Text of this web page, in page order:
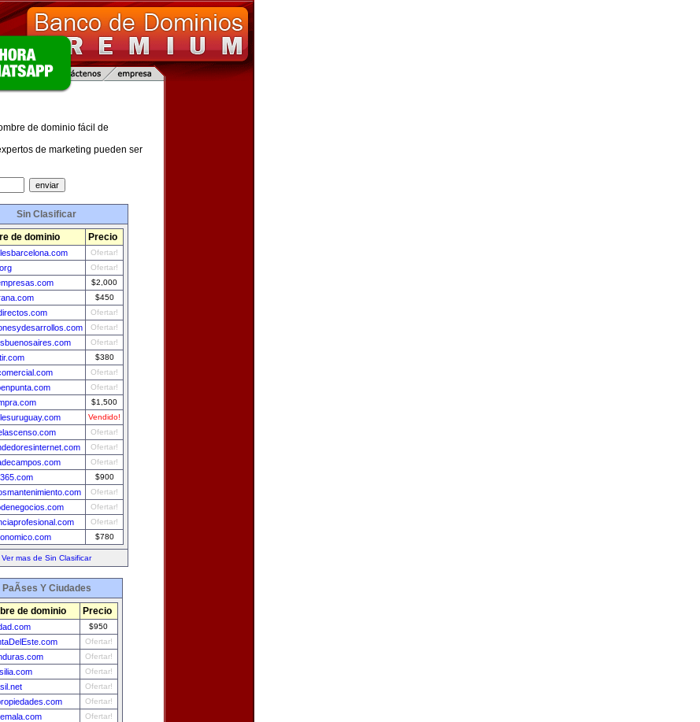
de dominio fácil de
de marketing pueden ser
Sin Clasificar
de dominio Precio
Ofertar!
Ofertar!
$2,000
$450
Ofertar!
Ofertar!
Ofertar!
$380
Ofertar!
Ofertar!
$1,500
Vendido!
Ofertar!
Ofertar!
Ofertar!
$900
Ofertar!
Ofertar!
Ofertar!
$780
Ver mas de Sin Clasificar
PaÃ­ses Y Ciudades
de dominio Precio
$950
Ofertar!
Ofertar!
Ofertar!
Ofertar!
Ofertar!
Ofertar!